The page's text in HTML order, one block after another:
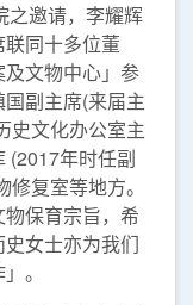
邀请，李耀辉
同十多位董
文物中心」参
副主席(来届主
史文化办公室主
(2017年时任副
复室等地方。
保育宗旨，希
女士亦为我们
。